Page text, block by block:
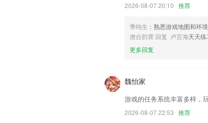
适老化及无障碍改造，为老年人及
以上就是彩票app下载版本大全最
2026-08-07 20:10 推荐
季纯生 ：熟悉游戏地图和环
澹台韵霄 回复 卢言海天天
更多回复
魏怡家
游戏的任务系统丰富多样，
2026-08-07 22:53 推荐